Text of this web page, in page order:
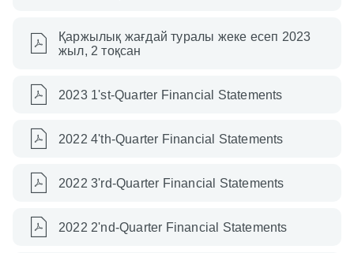
Қаржылық жағдай туралы жеке есеп 2023
жыл, 2 тоқсан
2023 1'st-Quarter Financial Statements
2022 4'th-Quarter Financial Statements
2022 3'rd-Quarter Financial Statements
2022 2'nd-Quarter Financial Statements